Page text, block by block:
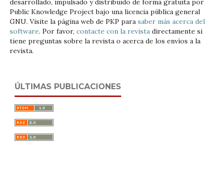
desarrollado, impulsado y distribuido de forma gratuita por
Public Knowledge Project bajo una licencia pública general
GNU. Visite la página web de PKP para saber más acerca del
software. Por favor, contacte con la revistadirectamente si
tiene preguntas sobre la revista o acerca de los envíos a la
revista.
ÚLTIMAS PUBLICACIONES